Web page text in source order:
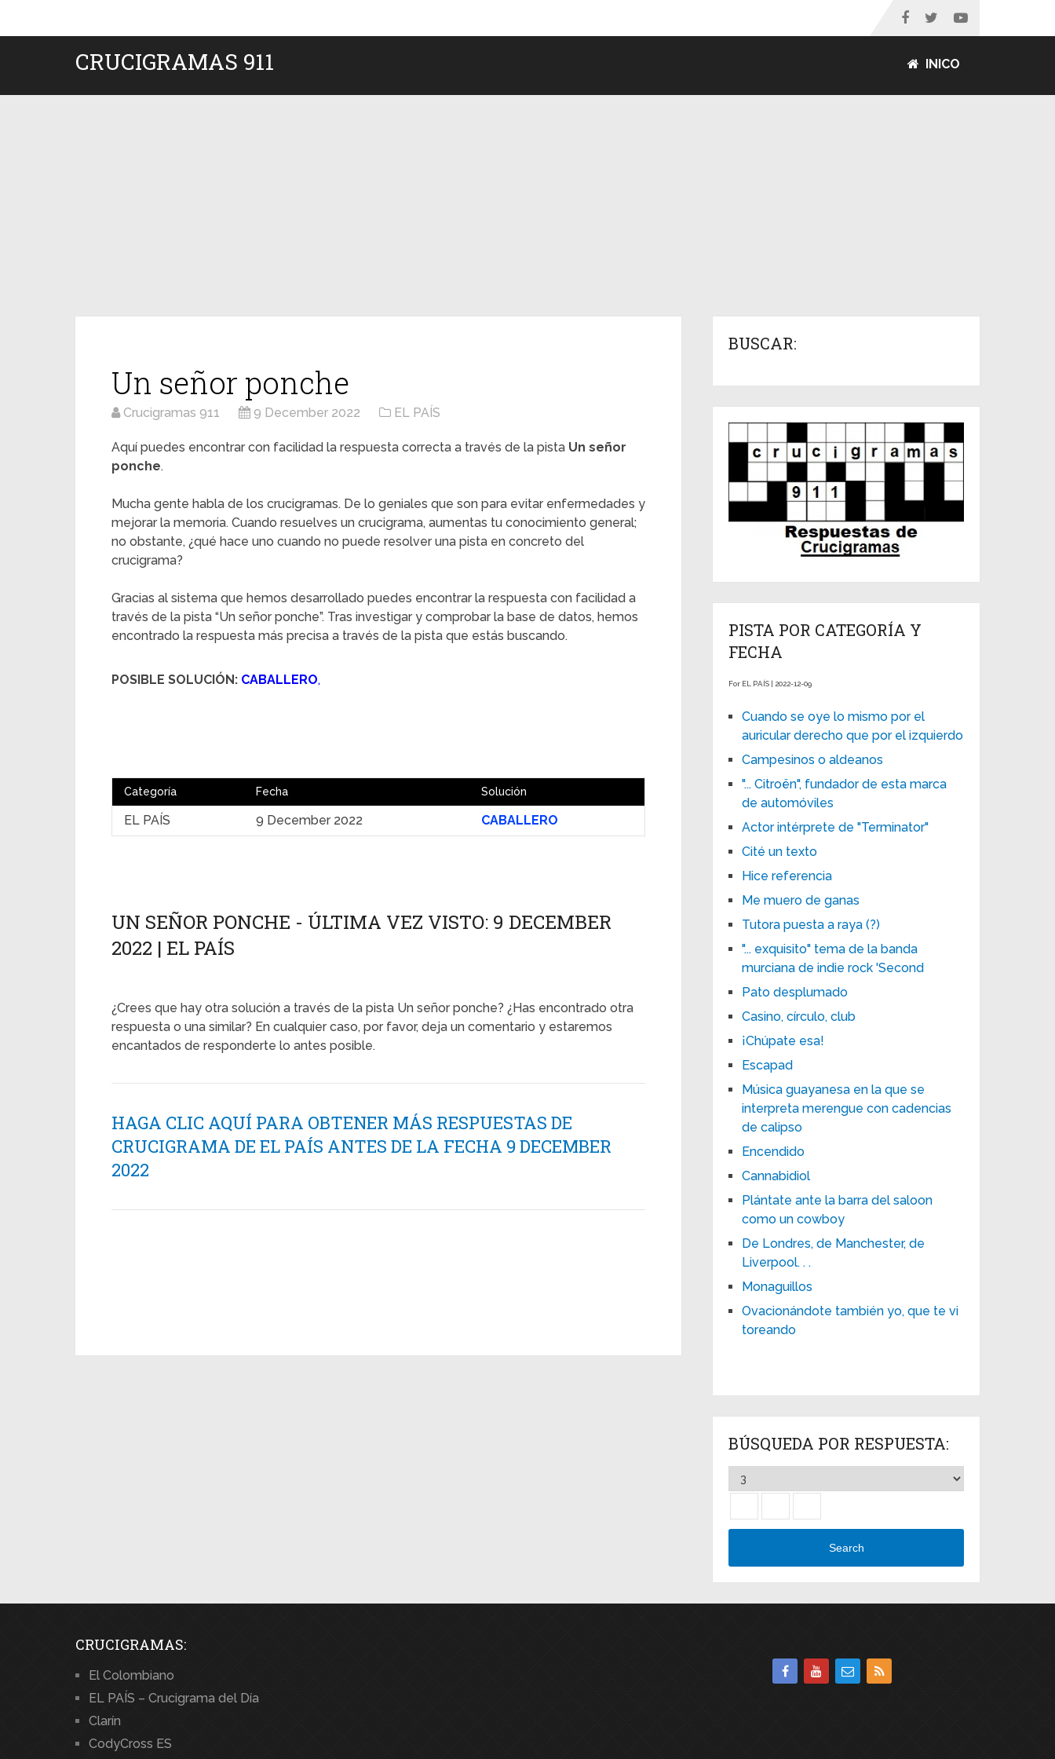
CRUCIGRAMAS 911 INICO
Un señor ponche
Crucigramas 911 9 December 2022 EL PAÍS
Aquí puedes encontrar con facilidad la respuesta correcta a través de la pista Un señor
ponche.
Mucha gente habla de los crucigramas. De lo geniales que son para evitar enfermedades y
mejorar la memoria. Cuando resuelves un crucigrama, aumentas tu conocimiento general;
no obstante, ¿qué hace uno cuando no puede resolver una pista en concreto del
crucigrama?
Gracias al sistema que hemos desarrollado puedes encontrar la respuesta con facilidad a
través de la pista “Un señor ponche”. Tras investigar y comprobar la base de datos, hemos
encontrado la respuesta más precisa a través de la pista que estás buscando.
POSIBLE SOLUCIÓN: CABALLERO,
Categoría Fecha Solución
EL PAÍS 9 December 2022 CABALLERO
UN SEÑOR PONCHE - ÚLTIMA VEZ VISTO: 9 DECEMBER
2022 | EL PAÍS
¿Crees que hay otra solución a través de la pista Un señor ponche? ¿Has encontrado otra
respuesta o una similar? En cualquier caso, por favor, deja un comentario y estaremos
encantados de responderte lo antes posible.
HAGA CLIC AQUÍ PARA OBTENER MÁS RESPUESTAS DE
CRUCIGRAMA DE EL PAÍS ANTES DE LA FECHA 9 DECEMBER
2022
BUSCAR:
PISTA POR CATEGORÍA Y
FECHA
For EL PAÍS | 2022-12-09
Cuando se oye lo mismo por el
auricular derecho que por el izquierdo
Campesinos o aldeanos
"... Citroën", fundador de esta marca
de automóviles
Actor intérprete de "Terminator"
Cité un texto
Hice referencia
Me muero de ganas
Tutora puesta a raya (?)
"... exquisito" tema de la banda
murciana de indie rock 'Second
Pato desplumado
Casino, círculo, club
¡Chúpate esa!
Escapad
Música guayanesa en la que se
interpreta merengue con cadencias
de calipso
Encendido
Cannabidiol
Plántate ante la barra del saloon
como un cowboy
De Londres, de Manchester, de
Liverpool. . .
Monaguillos
Ovacionándote también yo, que te vi
toreando
BÚSQUEDA POR RESPUESTA:
Search
CRUCIGRAMAS:
El Colombiano
EL PAÍS – Crucigrama del Día
Clarín
CodyCross ES